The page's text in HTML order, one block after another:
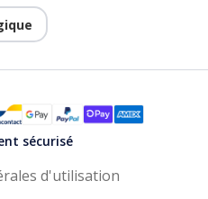
sécurisé
d'utilisation